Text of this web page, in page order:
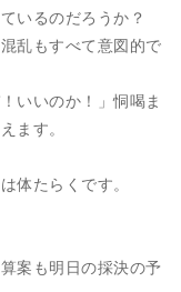
いるのだろうか？
乱もすべて意図的で
いいのか！」恫喝ま
ます。
体たらくです。
案も明日の採決の予